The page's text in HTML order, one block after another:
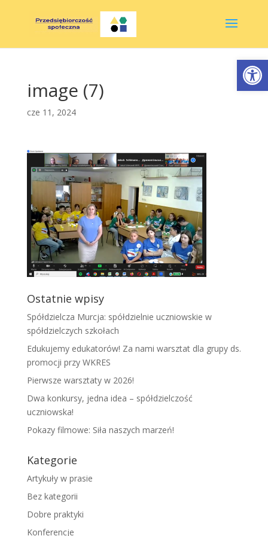
image (7)
cze 11, 2024
Ostatnie wpisy
Spółdzielcza Murcja: spółdzielnie uczniowskie w
spółdzielczych szkołach
Edukujemy edukatorów! Za nami warsztat dla grupy ds.
promocji przy WKRES
Pierwsze warsztaty w 2026!
Dwa konkursy, jedna idea – spółdzielczość
uczniowska!
Pokazy filmowe: Siła naszych marzeń!
Kategorie
Artykuły w prasie
Bez kategorii
Dobre praktyki
Konferencje